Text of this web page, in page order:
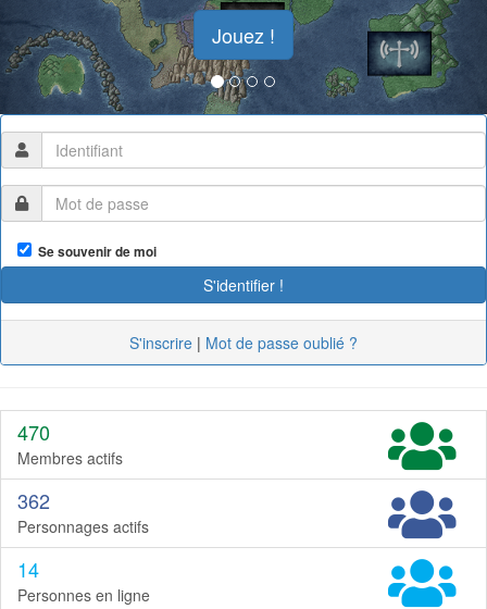
Jouez !
Se souvenir de moi
S'inscrire | Mot de passe oublié ?
470
Membres actifs
362
Personnages actifs
14
Personnes en ligne